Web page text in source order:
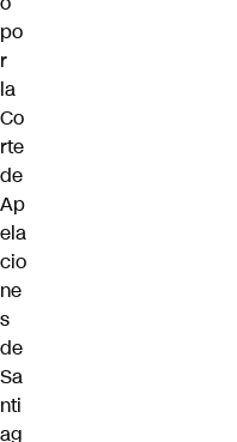
po
r
la
Co
rte
de
Ap
ela
cio
ne
s
de
Sa
nti
ag